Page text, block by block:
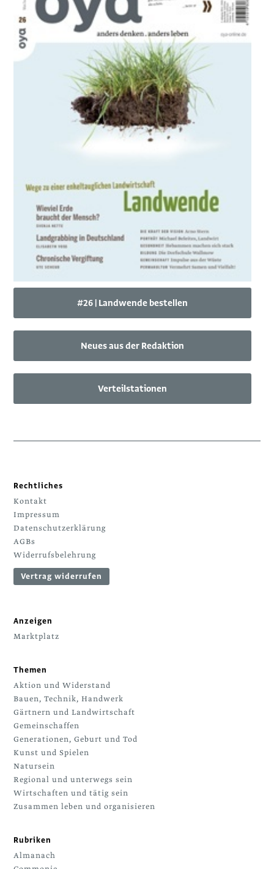
#26 | Landwende bestellen
Neues aus der Redaktion
Verteilstationen
Rechtliches
Kontakt
Impressum
Datenschutzerklärung
AGBs
Widerrufsbelehrung
Vertrag widerrufen
Anzeigen
Marktplatz
Themen
Aktion und Widerstand
Bauen, Technik, Handwerk
Gärtnern und Landwirtschaft
Gemeinschaffen
Generationen, Geburt und Tod
Kunst und Spielen
Natursein
Regional und unterwegs sein
Wirtschaften und tätig sein
Zusammen leben und organisieren
Rubriken
Almanach